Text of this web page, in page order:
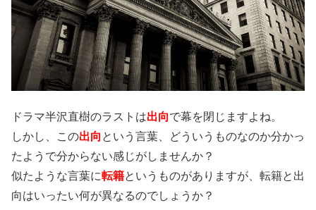
ドラマ半沢直樹のラストは出向で幕を閉じますよね。
しかし、この出向 という言葉、どういうものなのか分かっ
たようで分からない感じがしませんか？
似たような言葉に転籍というものがありますが、転籍と出
向はいったい何が異なるのでしょうか？